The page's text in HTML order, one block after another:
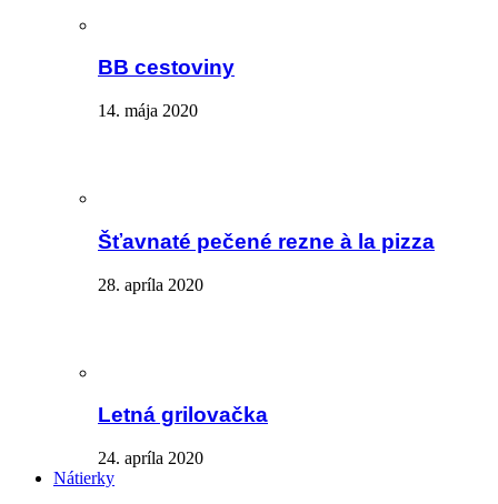
BB cestoviny
14. mája 2020
Šťavnaté pečené rezne à la pizza
28. apríla 2020
Letná grilovačka
24. apríla 2020
Nátierky